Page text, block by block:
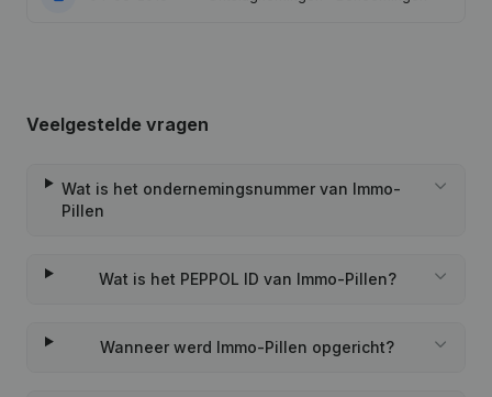
Veelgestelde vragen
Wat is het ondernemingsnummer van Immo-
Pillen
Wat is het PEPPOL ID van Immo-Pillen?
Wanneer werd Immo-Pillen opgericht?